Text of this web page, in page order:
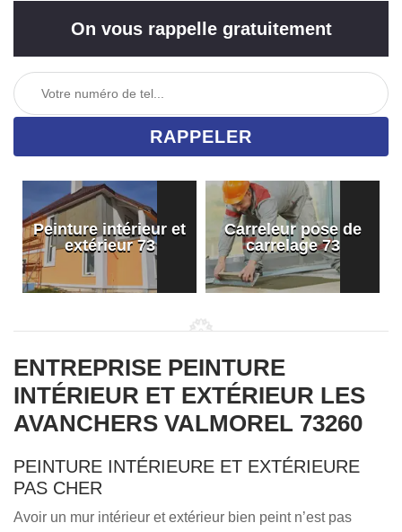
On vous rappelle gratuitement
Peinture intérieur et
extérieur 73
Carreleur pose de
carrelage 73
ENTREPRISE PEINTURE
INTÉRIEUR ET EXTÉRIEUR LES
AVANCHERS VALMOREL 73260
PEINTURE INTÉRIEURE ET EXTÉRIEURE
PAS CHER
Avoir un mur intérieur et extérieur bien peint n’est pas